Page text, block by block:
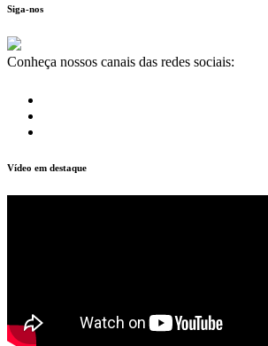
Siga-nos
Conheça nossos canais das redes sociais:
Vídeo em destaque